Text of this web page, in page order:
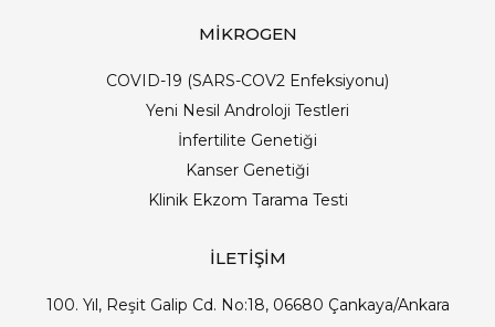
MİKROGEN
COVID-19 (SARS-COV2 Enfeksiyonu)
Yeni Nesil Androloji Testleri
İnfertilite Genetiği
Kanser Genetiği
Klinik Ekzom Tarama Testi
İLETİŞİM
100. Yıl, Reşit Galip Cd. No:18, 06680 Çankaya/Ankara